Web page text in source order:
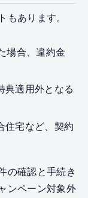
もあります。
場合、違約金
典適用外となる
住宅など、契約
の確認と手続き
ンペーン対象外